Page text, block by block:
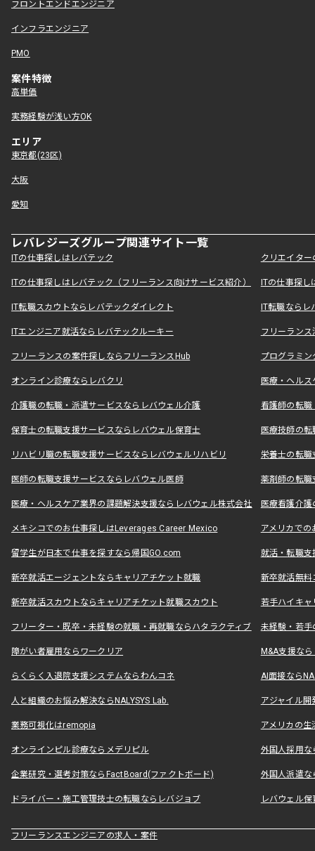
フロントエンドエンジニア
インフラエンジニア
PMO
案件特徴
高単価
実務経験が浅い方OK
エリア
東京都(23区)
大阪
愛知
レバレジーズグループ関連サイト一覧
ITの仕事探しはレバテック クリエイタ
ITの仕事探しはレバテック（フリーランス向けサービス紹介） ITの仕事探
IT転職スカウトならレバテックダイレクト IT転職なら
ITエンジニア就活ならレバテックルーキー フリーラン
フリーランスの案件探しならフリーランスHub プログラミ
オンライン診療ならレバクリ 医療・ヘル
介護職の転職・派遣サービスならレバウェル介護 看護師の転
保育士の転職支援サービスならレバウェル保育士 医療技師の
リハビリ職の転職支援サービスならレバウェルリハビリ 栄養士の転
医師の転職支援サービスならレバウェル医師 薬剤師の転
医療・ヘルスケア業界の課題解決支援ならレバウェル株式会社 医療看護介
メキシコでのお仕事探しはLeverages Career Mexico アメリカで
留学生が日本で仕事を探すなら帰国GO.com 就活・転職
新卒就活エージェントならキャリアチケット就職 新卒就活無料
新卒就活スカウトならキャリアチケット就職スカウト 若手ハイキ
フリーター・既卒・未経験の就職・再就職ならハタラクティブ 未経験・若手
障がい者雇用ならワークリア M&A支援な
らくらく入退院支援システムならわんコネ AI面接なら
人と組織のお悩み解決ならNALYSYS Lab. アジャイル
業務可視化はremopia アメリカの
オンラインピル診療ならメデリピル 外国人採用
企業研究・選考対策ならFactBoard(ファクトボード) 外国人派遣な
ドライバー・施工管理技士の転職ならレバジョブ レバウェル
フリーランスエンジニアの求人・案件